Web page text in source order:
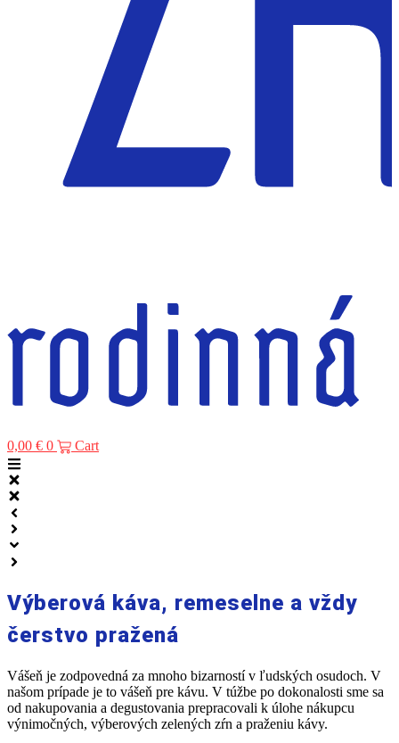
0,00 € 0 Cart
Výberová káva, remeselne a vždy
čerstvo pražená
Vášeň je zodpovedná za mnoho bizarností v ľudských osudoch. V
našom prípade je to vášeň pre kávu. V túžbe po dokonalosti sme sa
od nakupovania a degustovania prepracovali k úlohe nákupcu
výnimočných, výberových zelených zŕn a praženiu kávy.